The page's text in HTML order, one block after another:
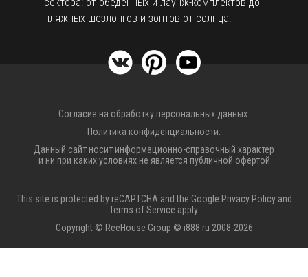
пляжных шезлонгов и зонтов от солнца.
Согласие на обработку персональных данных.
Политика конфиденциальности.
Данный сайт носит информационно-справочный характер
и ни при каких условиях не является публичной офертой
This site is protected by reCAPTCHA and the Google Privacy Policyand
Terms of Service apply.
Copyright © ReeHouse Group © i888.ru 2008-2026